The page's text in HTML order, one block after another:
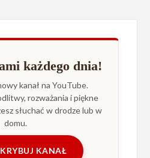
każdego dnia!
kanał na YouTube.
rozważania i piękne
słuchać w drodze lub w
domu.
KANAŁ